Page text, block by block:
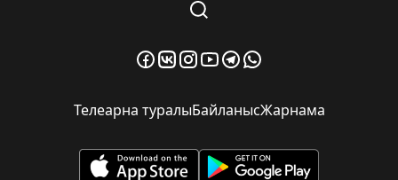
Телеарна туралыБайланысЖарнама